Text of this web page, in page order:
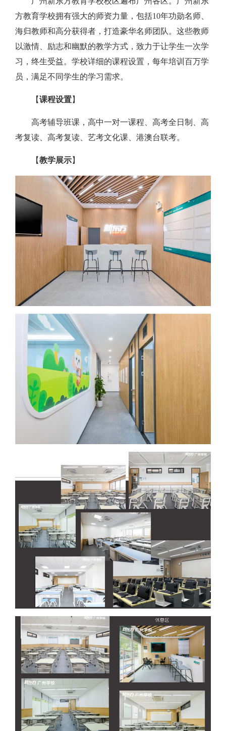
方教育学校拥有强大的师资力量，包括10年功勋名师、
海归教师和高分获得者，打造豪华名师团队。这些教师
以激情、励志和幽默的教学方式，致力于让学生一次学
习，终生受益。学校详细的课程设置，每年培训百万学
员，满足不同学生的学习需求‌。
【课程设置】
高考辅导班课，高中一对一课程、高考全日制、高
考复读、高考复读、艺考文化课、港澳台联考。
【教学展示】